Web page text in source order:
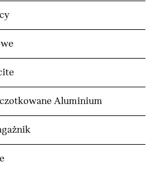
Aluminium